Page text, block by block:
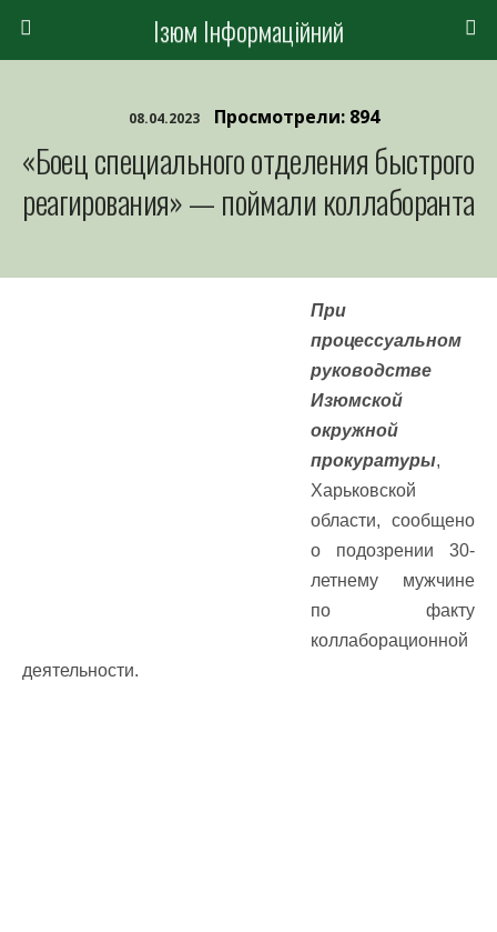
Ізюм Інформаційний
08.04.2023 Просмотрели: 894
«Боец специального отделения быстрого
реагирования» — поймали коллаборанта
При
процессуальном
руководстве
Изюмской
окружной
прокуратуры,
Харьковской
области, сообщено
о подозрении 30-
летнему мужчине
по факту
коллаборационной
деятельности.